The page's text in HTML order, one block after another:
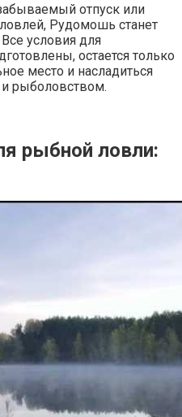
отпуск или
Рудомошь станет
условия для
остается только
место и насладиться
рыболовством.
рыбной ловли: